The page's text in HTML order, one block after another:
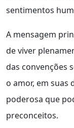
sentimentos
A mensagem
de viver
das convenções
o amor, em suas
poderosa que
preconceitos.